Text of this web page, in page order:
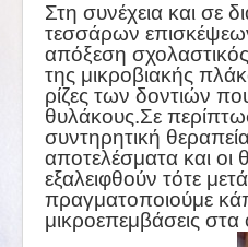
Στη συνέχεια και σε
τεσσάρων επισκέψεων
απόξεση
της μικροβιακής
ρίζες των δοντιών
θυλάκους.Σε
συντηρητική
αποτελέσματα και οι
εξαλειφθούν τότε
πραγματοποιούμε
μικροεπεμβάσεις στα